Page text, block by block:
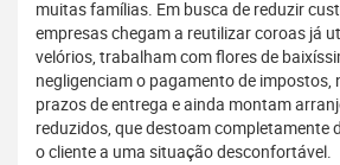
muitas famílias. Em busca de reduzir
empresas chegam a reutilizar coroas já
velórios, trabalham com flores de
negligenciam o pagamento de impostos,
prazos de entrega e ainda montam
reduzidos, que destoam completamente
o cliente a uma situação desconfortável.